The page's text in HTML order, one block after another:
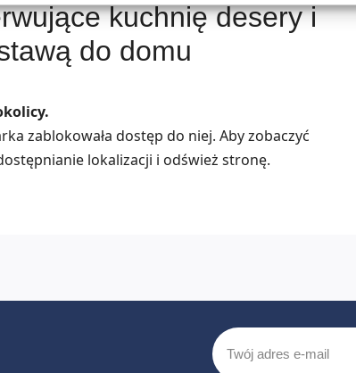
kuchnię desery i
do domu
zablokowała dostęp do niej. Aby zobaczyć
lokalizacji i odśwież stronę.